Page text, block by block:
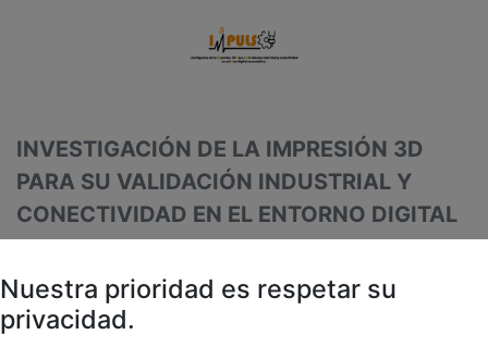
INVESTIGACIÓN DE LA IMPRESIÓN 3D
PARA SU VALIDACIÓN INDUSTRIAL Y
CONECTIVIDAD EN EL ENTORNO DIGITAL
en la cadena de valor de componentes
metálicos fabricados por impresión 3D, con
Nuestra prioridad es respetar su
privacidad.